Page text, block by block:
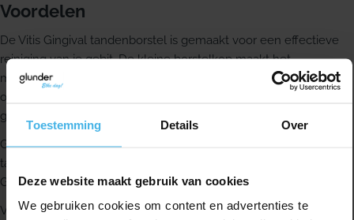
Toestemming Details Over
Deze website maakt gebruik van cookies
We gebruiken cookies om content en advertenties te
Voordelen
De Vitis Gingival tandenborstel is gemaakt voor een effectieve
reiniging van je gebit. De kleine borstelkop maakt het
makkelijker om lastige plekken in je mond te bereiken, zodat je
ook daar goed kunt poetsen. Dat maakt deze tandenborstel
geschikt voor dagelijks gebruik.
Gebruik je graag producten uit dezelfde lijn, dan is deze
tandenborstel zeer geschikt om te combineren met de Vitis
Gingival tandpasta.
Voor extra hygiëne wordt de tandenborstel geleverd met een